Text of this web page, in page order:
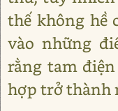
thế không hề
vào những
rằng tam
hợp trở thành